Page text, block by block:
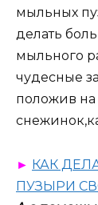
мыльных
делать
мыльного
чудесные
положив
► КАК
ПУЗЫРИ